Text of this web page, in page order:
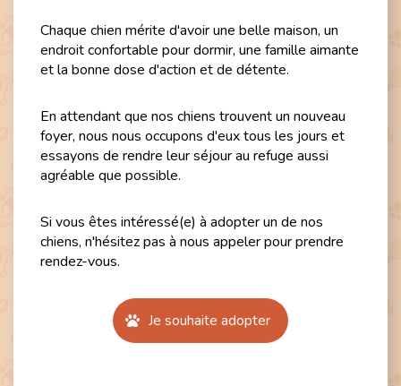
DE | FR
Chaque chien mérite d'avoir une belle maison, un
endroit confortable pour dormir, une famille aimante
et la bonne dose d'action et de détente.
En attendant que nos chiens trouvent un nouveau
foyer, nous nous occupons d'eux tous les jours et
essayons de rendre leur séjour au refuge aussi
agréable que possible.
Si vous êtes intéressé(e) à adopter un de nos
chiens, n'hésitez pas à nous appeler pour prendre
rendez-vous.
Je souhaite adopter